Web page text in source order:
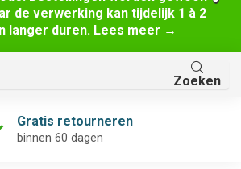
de verwerking kan tijdelijk 1 à 2
langer duren. Lees meer →
Zoeken
Gratis retourneren
binnen 60 dagen